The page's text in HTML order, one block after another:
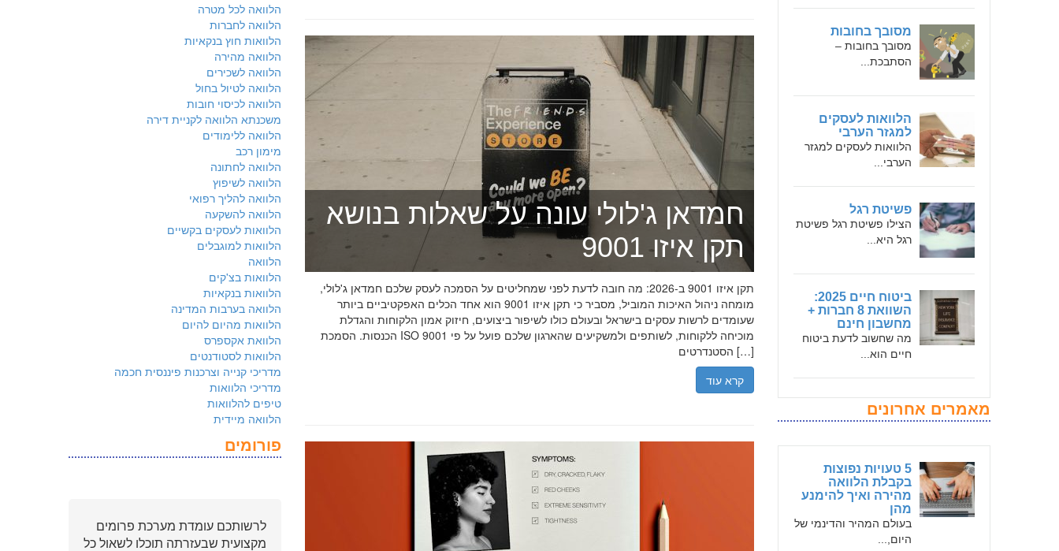
מסובך בחובות
מסובך בחובות –
הסתבכת...
הלוואות לעסקים
למגזר הערבי
הלוואות לעסקים למגזר
הערבי...
פשיטת רגל
הצילו פשיטת רגל פשיטת
רגל היא...
ביטוח חיים 2025:
השוואת 8 חברות +
מחשבון חינם
מה שחשוב לדעת ביטוח
חיים הוא...
מאמרים אחרונים
5 טעויות נפוצות
בקבלת הלוואה
מהירה ואיך להימנע
מהן
בעולם המהיר והדינמי של
היום,...
חמדאן ג'לולי עונה על שאלות בנושא
תקן איזו 9001
תקן איזו 9001 ב-2026: מה חובה לדעת לפני שמחליטים על הסמכה לעסק שלכם חמדאן ג'לולי,
מומחה ניהול האיכות המוביל, מסביר כי תקן איזו 9001 הוא אחד הכלים האפקטיביים ביותר
שעומדים לרשות עסקים בישראל ובעולם כולו לשיפור ביצועים, חיזוק אמון הלקוחות והגדלת
הכנסות. הסמכת ISO 9001 מוכיחה ללקוחות, לשותפים ולמשקיעים שהארגון שלכם פועל על פי
הסטנדרטים […]
קרא עוד
הלוואה לכל מטרה
הלוואה לחברות
הלוואות חוץ בנקאיות
הלוואה מהירה
הלוואה לשכירים
הלוואה לטיול בחול
הלוואה לכיסוי חובות
משכנתא הלוואה לקניית דירה
הלוואה ללימודים
מימון רכב
הלוואה לחתונה
הלוואה לשיפוץ
הלוואה להליך רפואי
הלוואה להשקעה
הלוואות לעסקים בקשיים
הלוואות למוגבלים
הלוואה
הלוואות בצ'קים
הלוואות בנקאיות
הלוואה בערבות המדינה
הלוואות מהיום להיום
הלוואת אקספרס
הלוואות לסטודנטים
מדריכי קנייה וצרכנות פיננסית חכמה
מדריכי הלוואות
טיפים להלוואות
הלוואה מיידית
פורומים
לרשותכם עומדת מערכת פרומים
מקצועית שבעזרתה תוכלו לשאול כל